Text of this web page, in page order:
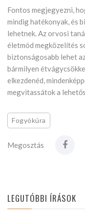
Fontos megjegyezni,
mindig hatékonyak, és
lehetnek. Az orvosi
életmód megközelítés
biztonságosabb lehet
bármilyen
elkezdenéd,
megvitassátok a
Fogyókúra
Megosztás
LEGUTÓBBI ÍRÁSOK